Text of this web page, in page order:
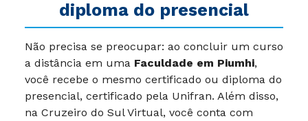
diploma do presencial
Não precisa se preocupar: ao concluir um curso
a distância em uma Faculdade em Piumhi,
você recebe o mesmo certificado ou diploma do
presencial, certificado pela Unifran. Além disso,
na Cruzeiro do Sul Virtual, você conta com